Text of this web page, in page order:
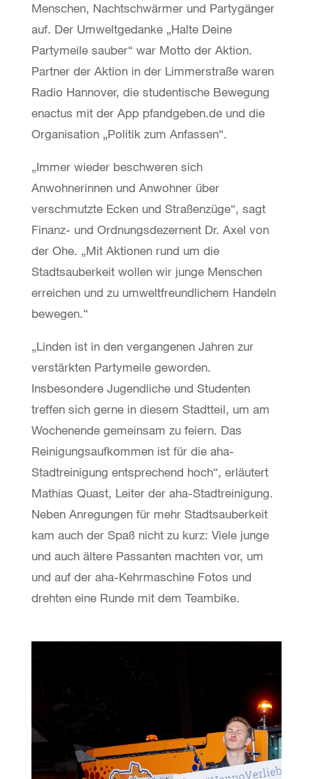
Menschen, Nachtschwärmer und Partygänger
auf. Der Umweltgedanke „Halte Deine
Partymeile sauber“ war Motto der Aktion.
Partner der Aktion in der Limmerstraße waren
Radio Hannover, die studentische Bewegung
enactus mit der App pfandgeben.de und die
Organisation „Politik zum Anfassen“.
„Immer wieder beschweren sich
Anwohnerinnen und Anwohner über
verschmutzte Ecken und Straßenzüge“, sagt
Finanz- und Ordnungsdezernent Dr. Axel von
der Ohe. „Mit Aktionen rund um die
Stadtsauberkeit wollen wir junge Menschen
erreichen und zu umweltfreundlichem Handeln
bewegen.“
„Linden ist in den vergangenen Jahren zur
verstärkten Partymeile geworden.
Insbesondere Jugendliche und Studenten
treffen sich gerne in diesem Stadtteil, um am
Wochenende gemeinsam zu feiern. Das
Reinigungsaufkommen ist für die aha-
Stadtreinigung entsprechend hoch“, erläutert
Mathias Quast, Leiter der aha-Stadtreinigung.
Neben Anregungen für mehr Stadtsauberkeit
kam auch der Spaß nicht zu kurz: Viele junge
und auch ältere Passanten machten vor, um
und auf der aha-Kehrmaschine Fotos und
drehten eine Runde mit dem Teambike.